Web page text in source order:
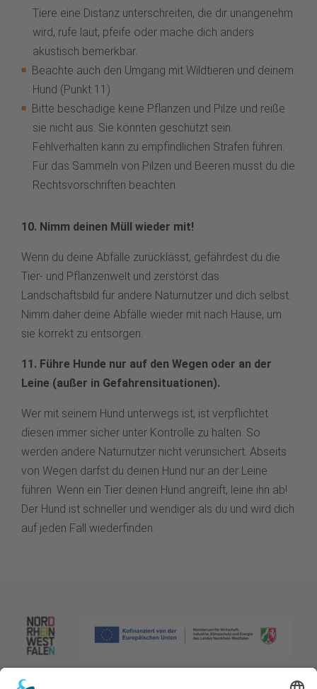
Tiere eine Distanz unterschreiten, die dir unangenehm
wird, rufe laut, pfeife oder mache dich anders
akustisch bemerkbar.
Beachte auch den Umgang mit Wildtieren und deinem
Hund (Punkt 11)
Bitte beschädige keine Pflanzen und Pilze und reiße
sie nicht aus. Sie könnten geschützt sein.
Fehlverhalten kann zu empfindlichen Strafen führen.
Für das Sammeln von Pilzen und Beeren musst du die
Rechtsvorschriften beachten.
10. Nimm deinen Müll wieder mit!
Wenn du deine Abfälle zurücklässt, gefährdest du die
Tier- und Pflanzenwelt und zerstörst das
Landschaftsbild für andere Naturnutzer und dich selbst.
Nimm daher deine Abfälle wieder mit nach Hause, um
sie korrekt zu entsorgen.
11. Führe Hunde nur auf den Wegen oder an der
Leine (außer in Gefahrensituationen).
Wer mit seinem Hund unterwegs ist, ist verpflichtet
diesen immer sicher unter Kontrolle zu halten. So
werden andere Naturnutzer nicht verunsichert. Abseits
von Wegen darfst du deinen Hund nur an der Leine
führen. Wenn ein Tier deinen Hund angreift, leine ihn ab!
Der Hund ist schneller und wendiger als du und wird dich
auf jeden Fall wiederfinden.